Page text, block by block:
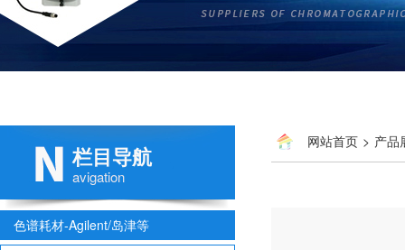
栏目导航
avigation
色谱耗材-Agilent/岛津等
网站首页 > 产品